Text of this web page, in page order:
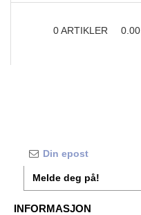
0ARTIKLER 0.00
Melde deg på!
INFORMASJON